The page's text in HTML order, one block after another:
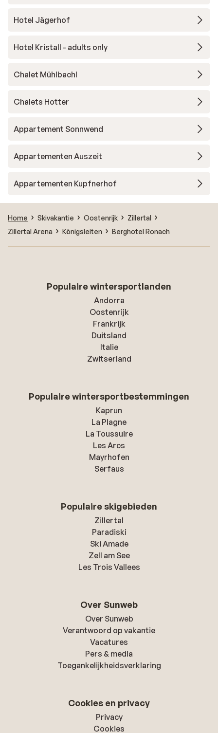
Hotel Jägerhof
Hotel Kristall - adults only
Chalet Mühlbachl
Chalets Hotter
Appartement Sonnwend
Appartementen Auszeit
Appartementen Kupfnerhof
Home Skivakantie Oostenrijk
Zillertal
Zillertal Arena
Königsleiten Berghotel Ronach
Populaire wintersportlanden
Andorra
Oostenrijk
Frankrijk
Duitsland
Italie
Zwitserland
Populaire wintersportbestemmingen
Kaprun
La Plagne
La Toussuire
Les Arcs
Mayrhofen
Serfaus
Populaire skigebieden
Zillertal
Paradiski
Ski Amade
Zell am See
Les Trois Vallees
Over Sunweb
Over Sunweb
Verantwoord op vakantie
Vacatures
Pers & media
Toegankelijkheidsverklaring
Cookies en privacy
Privacy
Cookies